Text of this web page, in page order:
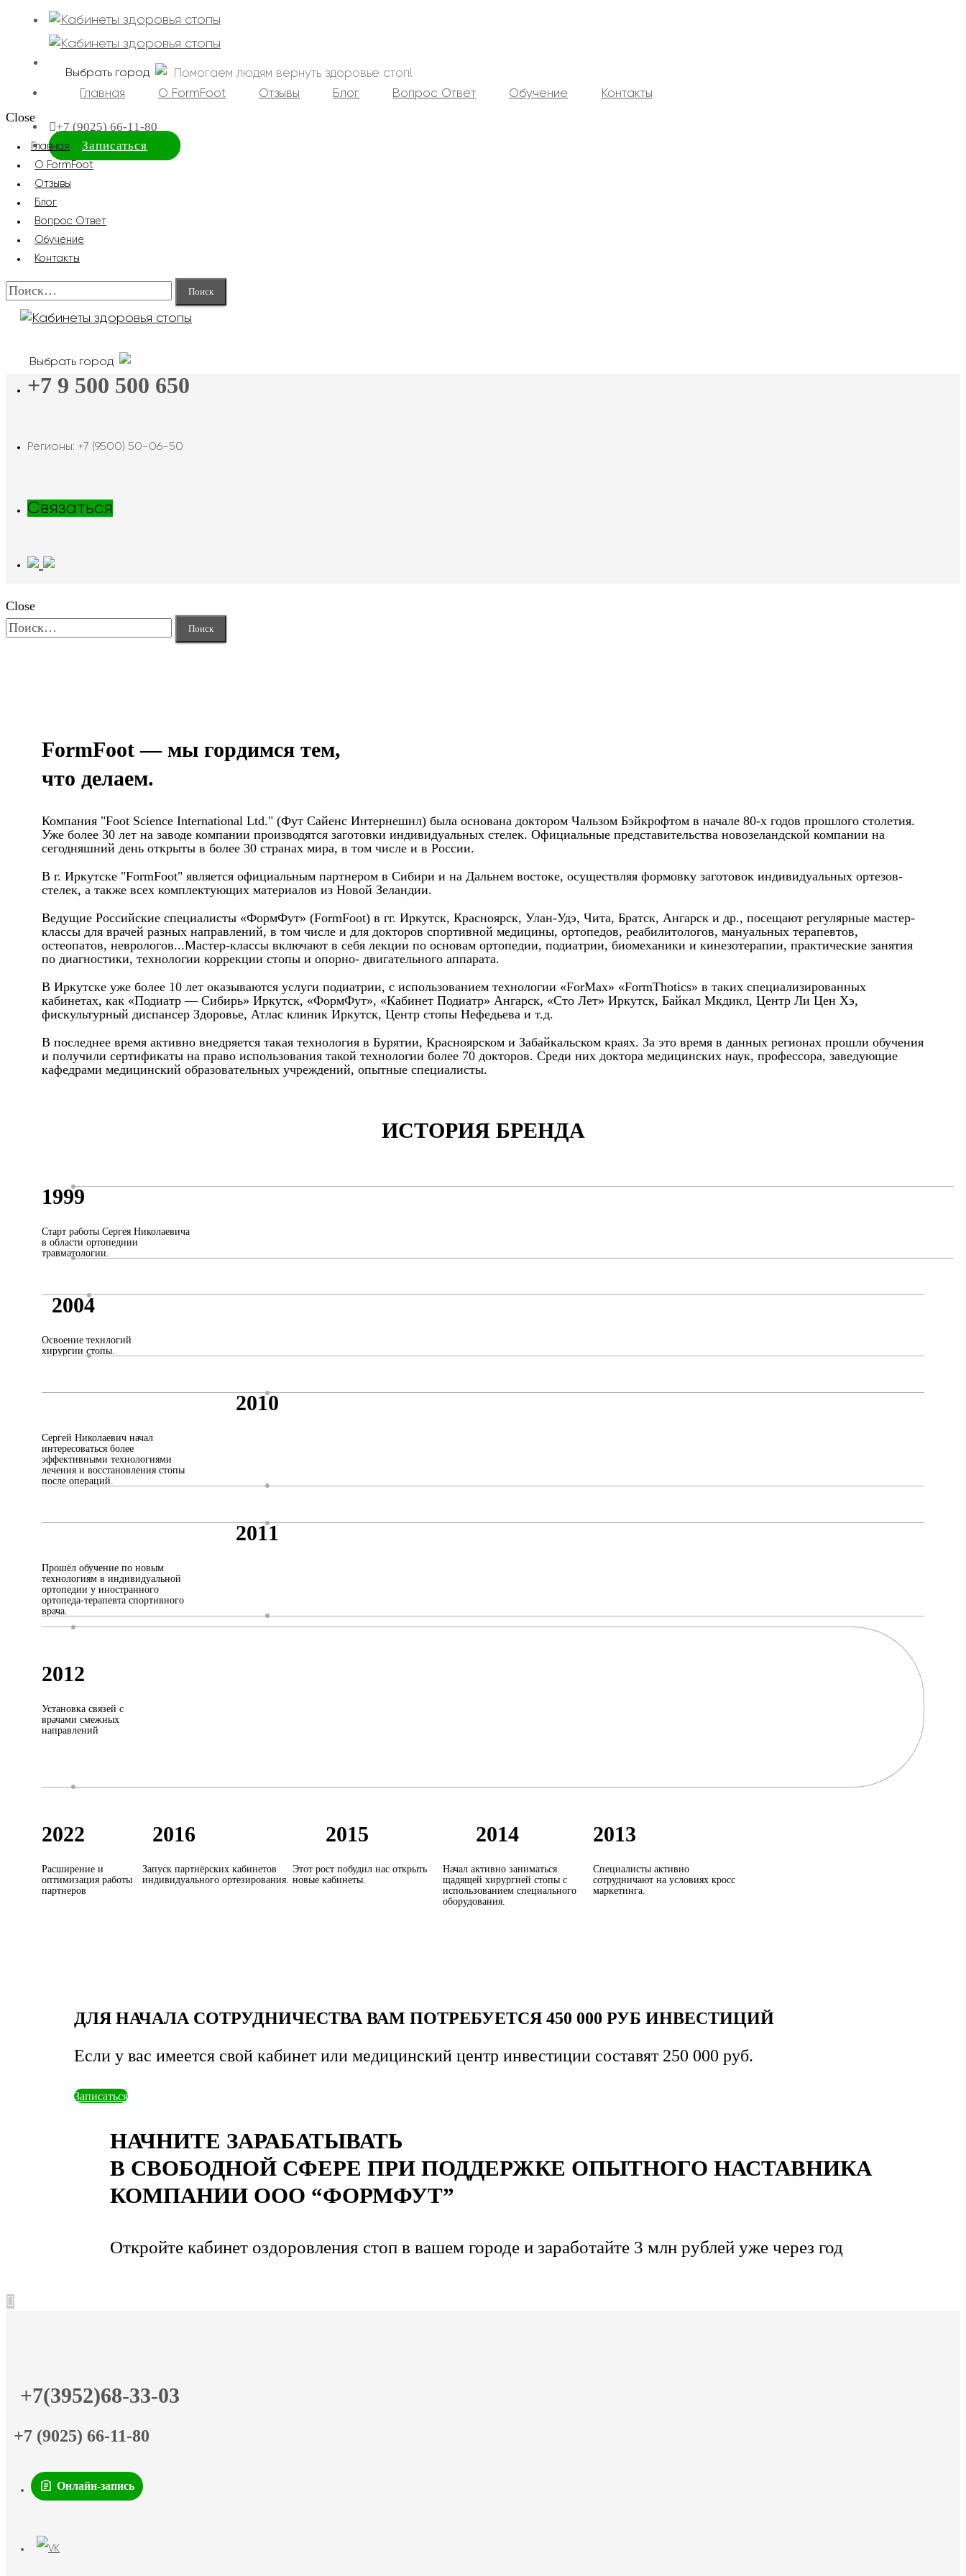
Выбрать город
Помогаем людям вернуть здоровье стоп!
Главная
О FormFoot Отзывы Блог Вопрос Ответ Обучение Контакты
+7 (9025) 66-11-80
Записаться
Close
Главная
О FormFoot
Отзывы
Блог
Вопрос Ответ
Обучение
Контакты
Найти:
Выбрать город
+7 9 500 500 650
Регионы: +7 (9500) 50-06-50
Связаться
Close
Найти:
FormFoot — мы гордимся тем,
что делаем.
Компания "Foot Science International Ltd." (Фут Сайенс Интернешнл) была основана доктором Чальзом Бэйкрофтом в начале 80-х годов прошлого столетия.
Уже более 30 лет на заводе компании производятся заготовки индивидуальных стелек. Официальные представительства новозеландской компании на
сегодняшний день открыты в более 30 странах мира, в том числе и в России.
В г. Иркутске "FormFoot" является официальным партнером в Сибири и на Дальнем востоке, осуществляя формовку заготовок индивидуальных ортезов-
стелек, а также всех комплектующих материалов из Новой Зеландии.
Ведущие Российские специалисты «ФормФут» (FormFoot) в гг. Иркутск, Красноярск, Улан-Удэ, Чита, Братск, Ангарск и др., посещают регулярные мастер-
классы для врачей разных направлений, в том числе и для докторов спортивной медицины, ортопедов, реабилитологов, мануальных терапевтов,
остеопатов, неврологов...Мастер-классы включают в себя лекции по основам ортопедии, подиатрии, биомеханики и кинезотерапии, практические занятия
по диагностики, технологии коррекции стопы и опорно- двигательного аппарата.
В Иркутске уже более 10 лет оказываются услуги подиатрии, с использованием технологии «ForMax» «FormThotics» в таких специализированных
кабинетах, как «Подиатр — Сибирь» Иркутск, «ФормФут», «Кабинет Подиатр» Ангарск, «Сто Лет» Иркутск, Байкал Мкдикл, Центр Ли Цен Хэ,
фискультурный диспансер Здоровье, Атлас клиник Иркутск, Центр стопы Нефедьева и т.д.
В последнее время активно внедряется такая технология в Бурятии, Красноярском и Забайкальском краях. За это время в данных регионах прошли обучения
и получили сертификаты на право использования такой технологии более 70 докторов. Среди них доктора медицинских наук, профессора, заведующие
кафедрами медицинский образовательных учреждений, опытные специалисты.
ИСТОРИЯ БРЕНДА
1999
Старт работы Сергея Николаевича
в области ортопедиии
травматологии.
2004
Освоение технлогий
хирургии стопы.
2010
Сергей Николаевич начал
интересоваться более
эффективными технологиями
лечения и восстановления стопы
после операций.
2011
Прошёл обучение по новым
технологиям в индивидуальной
ортопедии у иностранного
ортопеда-терапевта спортивного
врача.
2012
Установка связей с
врачами смежных
направлений
2022
Расширение и
оптимизация работы
партнеров
2016
Запуск партнёрских кабинетов
индивидуального ортезирования.
2015
Этот рост побудил нас открыть
новые кабинеты.
2014
Начал активно заниматься
щадящей хирургией стопы с
использованием специального
оборудования.
2013
Специалисты активно
сотрудничают на условиях кросс
маркетинга.
ДЛЯ НАЧАЛА СОТРУДНИЧЕСТВА ВАМ ПОТРЕБУЕТСЯ 450 000 РУБ ИНВЕСТИЦИЙ
Если у вас имеется свой кабинет или медицинский центр инвестиции составят 250 000 руб.
Записаться
НАЧНИТЕ ЗАРАБАТЫВАТЬ
В СВОБОДНОЙ СФЕРЕ ПРИ ПОДДЕРЖКЕ ОПЫТНОГО НАСТАВНИКА
КОМПАНИИ ООО “ФОРМФУТ”
Откройте кабинет оздоровления стоп в вашем городе и заработайте 3 млн рублей уже через год
+7(3952)68-33-03
+7 (9025) 66-11-80
Онлайн-запись